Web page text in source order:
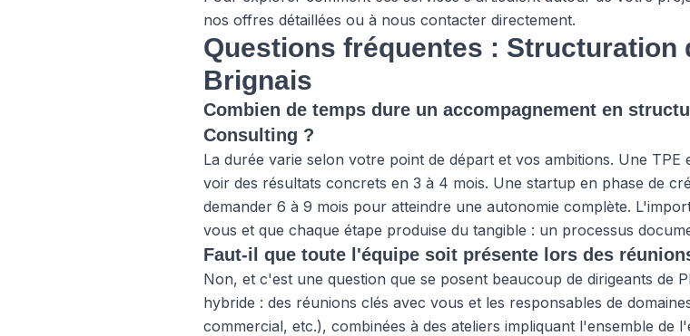
nos offres détaillées ou à nous contacter directement.
Questions fréquentes : Structuration
Brignais
Combien de temps dure un accompagnement en
Consulting ?
La durée varie selon votre point de départ et vos ambitions. Une
voir des résultats concrets en 3 à 4 mois. Une startup en phase de
demander 6 à 9 mois pour atteindre une autonomie complète.
vous et que chaque étape produise du tangible : un processus
Faut-il que toute l'équipe soit présente lors des
Non, et c'est une question que se posent beaucoup de dirigeants de
hybride : des réunions clés avec vous et les responsables de
commercial, etc.), combinées à des ateliers impliquant l'ensemble de